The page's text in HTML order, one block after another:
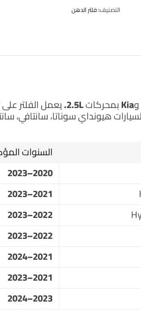
التصنيف:فلتر الدهن
يعمل الفلتر
هيونداي سوناتا، سانتافي،
السنوات
2020–2023
2021–2023
2022–2023
2022–2023
2021–2024
2021–2023
2023–2024